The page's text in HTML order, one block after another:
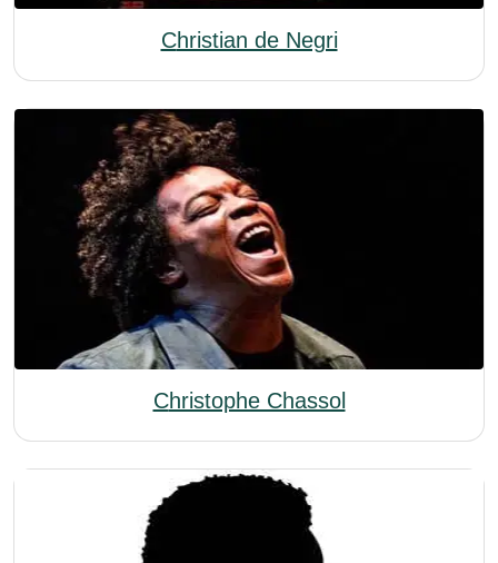
Christian de Negri
Christophe Chassol